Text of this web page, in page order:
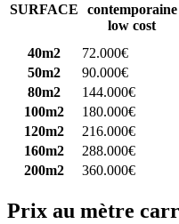
SURFACE
contemporaine
low cost
40m2
72.000€
50m2
90.000€
80m2
144.000€
100m2
180.000€
120m2
216.000€
160m2
288.000€
200m2
360.000€
Prix au mètre